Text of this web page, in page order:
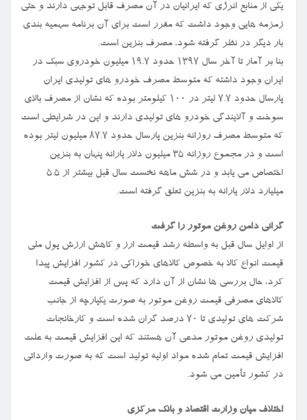
یکی از منابع انرژی که ایرانیان در آن مصرف قابل توجهی دارند و حتی
زمزمه هایی وجود داشت که مقرر است برای آن برنامه سهمیه بندی
بار دیگر در نظر گرفته شود، مصرف بنزین است.
بنا بر آمار تا آخر سال ۱۳۹۷ حدود ۱۹.۷ میلیون خودروی سبک در
ایران وجود داشته که متوسط مصرف خودرو های تولیدی ایران
پارسال حدود ۷.۷ لیتر در ۱۰۰ کیلومتر بوده که نشان از مصرف بالای
سوخت و آلایندگی خودرو های تولیدی دارند و این در شرایطی است
که متوسط مصرف روزانه بنزین پارسال حدود ۸۷.۷ میلیون لیتر بوده
است و در مجموع روزانه ۳۵ میلیون دلار یارانه پنهان به بنزین
اختصاص می یابد و در شش ماهه نخست سال قبل بیشتر از ۵.۵
میلیارد دلار یارانه به بنزین تعلق گرفته است.
گرانی دامن روغن موتور را گرفت
از اوایل سال قبل به واسطه رشد قیمت ارز و کاهش ارزش پول ملی
قیمت انواع کالا به خصوص کالاهای خوراکی در کشور افزایش پیدا
کرد، حال بررسی ها نشان از آن دارد که پس از افزایش قیمت
کالاهای مصرفی قیمت روغن موتور به صورت یکپارچه از جانب
شرکت های تولیدی تا ۷۰ درصد گران شده است و کارخانجات
تولیدی روغن موتور مدعی آن هستند که این افزایش قیمت به علت
افزایش قیمت تمام شده مواد اولیه تولید است که به صورت وارداتی
در کشور تأمین می شود.
اختلاف میان وزارت اقتصاد و بانک مرکزی